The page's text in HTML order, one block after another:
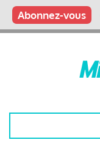
Aller
contenu
Main
Qui sommes nous ?
Vous publiez
Nous publions
Contactez-nous
Abonnez-vous